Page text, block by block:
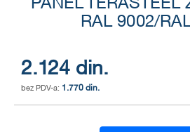
PANEL TERASTEEL
RAL 9002/
2.124 din.
1.770 din.
images
gallery